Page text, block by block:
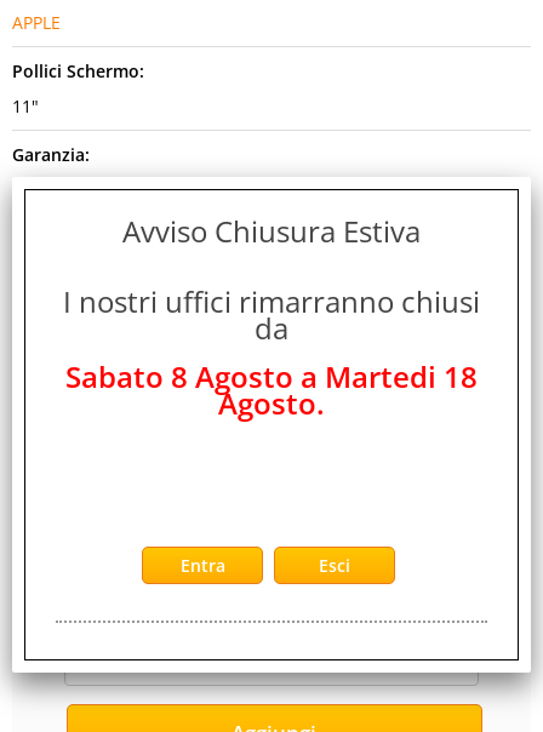
APPLE
Pollici Schermo:
11"
Garanzia:
ITALIA
Avviso Chiusura Estiva
I nostri uffici rimarranno chiusi
da
Sabato 8 Agosto a Martedi 18
Agosto.